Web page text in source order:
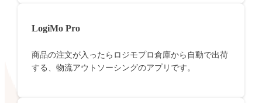
LogiMo Pro
商品の注文が入ったらロジモプロ倉庫から自動で出荷
する、物流アウトソーシングのアプリです。